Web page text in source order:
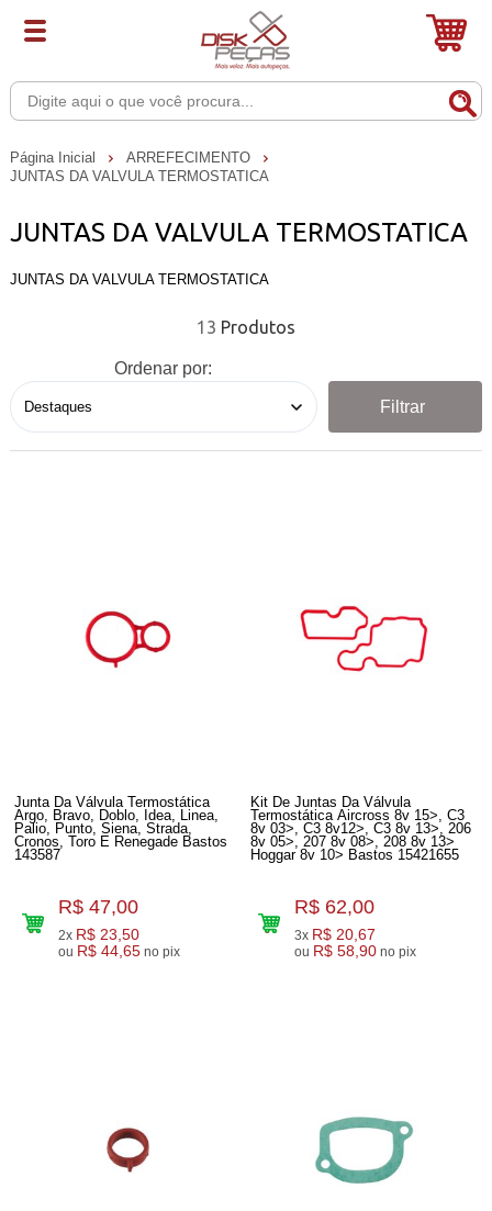
Página Inicial
ARREFECIMENTO
JUNTAS DA VALVULA TERMOSTATICA
JUNTAS DA VALVULA TERMOSTATICA
JUNTAS DA VALVULA TERMOSTATICA
13
Ordenar por:
Filtrar
Junta Da Válvula Termostática
Argo, Bravo, Doblo, Idea, Linea,
Palio, Punto, Siena, Strada,
Cronos, Toro E Renegade Bastos
143587
R$ 47,00
2x R$ 23,50
ou R$ 44,65 no pix
Kit De Juntas Da Válvula
Termostática Aircross 8v 15>, C3
8v 03>, C3 8v12>, C3 8v 13>, 206
8v 05>, 207 8v 08>, 208 8v 13>
Hoggar 8v 10> Bastos 15421655
R$ 62,00
3x R$ 20,67
ou R$ 58,90 no pix